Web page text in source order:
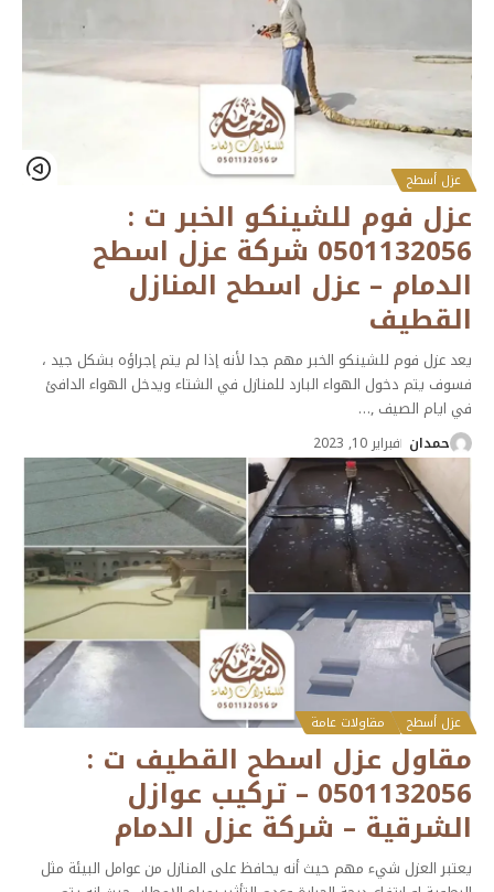
عزل أسطح
عزل فوم للشينكو الخبر ت :
0501132056 شركة عزل اسطح
الدمام – عزل اسطح المنازل
القطيف
يعد عزل فوم للشينكو الخبر مهم جدا لأنه إذا لم يتم إجراؤه بشكل جيد ،
فسوف يتم دخول الهواء البارد للمنازل في الشتاء ويدخل الهواء الدافئ
في ايام الصيف ,…
حمدان فبراير 10, 2023
عزل أسطح مقاولات عامة
مقاول عزل اسطح القطيف ت :
0501132056 – تركيب عوازل
الشرقية – شركة عزل الدمام
يعتبر العزل شيء مهم حيث أنه يحافظ على المنازل من عوامل البيئة مثل